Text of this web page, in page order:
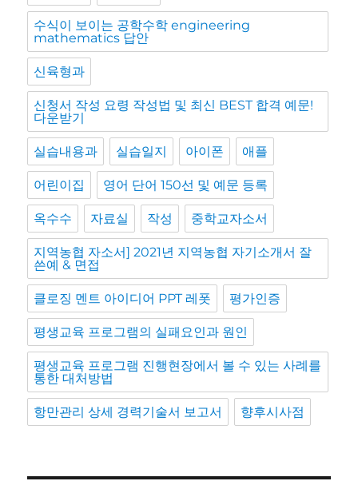
수식이 보이는 공학수학 engineering
mathematics 답안
신육형과
신청서 작성 요령 작성법 및 최신 BEST 합격 예문!
다운받기
실습내용과 실습일지 아이폰 애플
어린이집 영어 단어 150선 및 예문 등록
옥수수 자료실 작성 중학교자소서
지역농협 자소서] 2021년 지역농협 자기소개서 잘
쓴예 & 면접
클로징 멘트 아이디어 PPT 레폿 평가인증
평생교육 프로그램의 실패요인과 원인
평생교육 프로그램 진행현장에서 볼 수 있는 사례를
통한 대처방법
항만관리 상세 경력기술서 보고서 향후시사점